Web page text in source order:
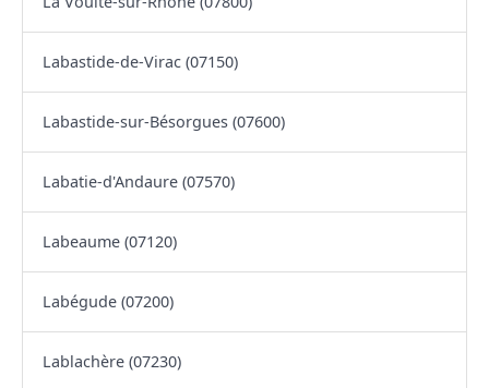
Labastide-de-Virac (07150)
Labastide-sur-Bésorgues (07600)
Labatie-d'Andaure (07570)
Labeaume (07120)
Labégude (07200)
Lablachère (07230)